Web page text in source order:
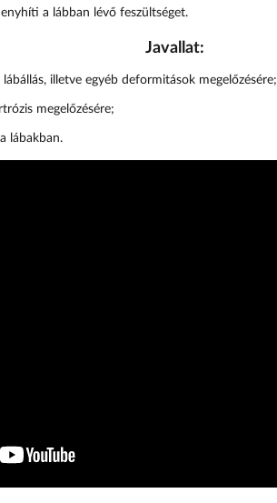
a lábban lévő feszültséget.
Javallat:
illetve egyéb deformitások megelőzésére;
megelőzésére;
lábakban.